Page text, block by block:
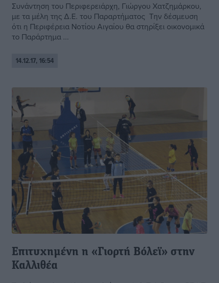
Συνάντηση του Περιφερειάρχη, Γιώργου Χατζημάρκου,
με τα μέλη της Δ.Ε. του Παραρτήματος Την δέσμευση
ότι η Περιφέρεια Νοτίου Αιγαίου θα στηρίξει οικονομικά
το Παράρτημα ...
14.12.17, 16:54
Επιτυχημένη η «Γιορτή Βόλεϊ» στην
Καλλιθέα